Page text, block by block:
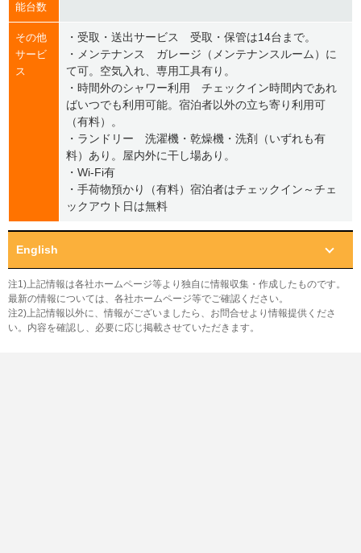
能台数
その他
サービ
ス
・受取・送出サービス 受取・保管は14台まで。
・メンテナンス ガレージ（メンテナンスルーム）に
て可。空気入れ、専用工具有り。
・時間外のシャワー利用 チェックイン時間内であれ
ばいつでも利用可能。宿泊者以外の立ち寄り利用可
（有料）。
・ランドリー 洗濯機・乾燥機・洗剤（いずれも有
料）あり。屋内外に干し場あり。
・Wi-Fi有
・手荷物預かり（有料）宿泊者はチェックイン～チェ
ックアウト日は無料
English
注1)上記情報は各社ホームページ等より独自に情報収集・作成したものです。
最新の情報については、各社ホームページ等でご確認ください。
注2)上記情報以外に、情報がございましたら、お問合せより情報提供くださ
い。内容を確認し、必要に応じ掲載させていただきます。